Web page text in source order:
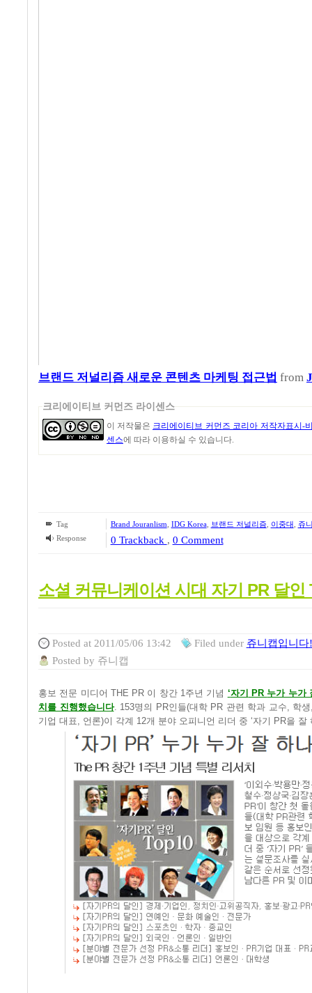
브랜드 저널리즘 새로운 콘텐츠 마케팅 접근법 from
크리에이티브 커먼즈 라이센스
이 저작물은 크리에이티브 커먼즈 코리아 저작자표시-
센스에 따라 이용하실 수 있습니다.
Tag Brand Jouranlism, IDG Korea, 브랜드 저널리즘, 이중대, 쥬
Response
0 Trackback , 0 Comment
소셜 커뮤니케이션 시대 자기 PR 달인
Posted at 2011/05/06 13:42 Filed under 쥬니캡입니
Posted by 쥬니캡
홍보 전문 미디어 THE PR 이 창간1주년 기념 ‘자기 PR 누가 누가
치를 진행했습니다. 153명의 PR인들(대학PR 관련 학과 교수, 학생
기업 대표, 언론)이 각계 12개 분야 오피니언 리더 중 ‘자기 PR을 잘